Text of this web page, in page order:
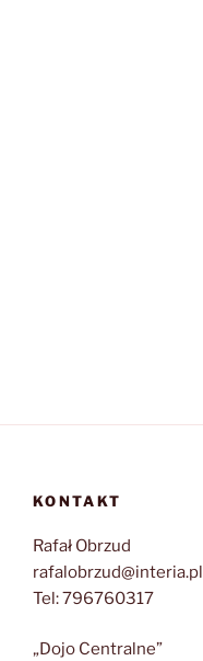
KONTAKT
Rafał Obrzud
rafalobrzud@interia.pl
Tel: 796760317
„Dojo Centralne”